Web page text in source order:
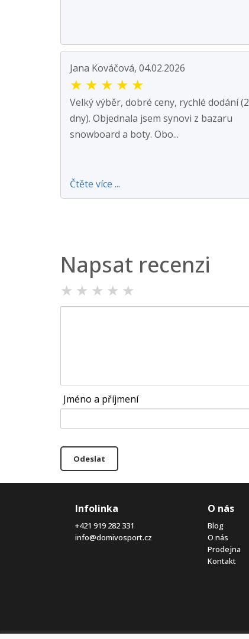
Jana Kováčová, 04.02.2026
★ ★ ★ ★ ★
Velký výběr, dobré ceny, rychlé dodání (2
dny). Objednala jsem synovi z bazaru
snowboard a boty. Obo...
Čtěte více ...
Napsat recenzi
★ ★ ★ ★ ★
Jméno a příjmení
Odeslat
Infolinka
+421 919 282 331
info@domivosport.cz
O nás
Blog
O nás
Prodejna
Kontakt